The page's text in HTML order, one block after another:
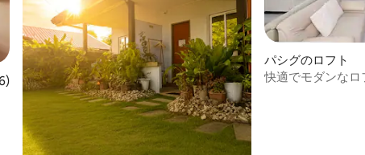
件、5つ星中4.91つ星の平均評価
パシグのロフト
快適でモダンなロ